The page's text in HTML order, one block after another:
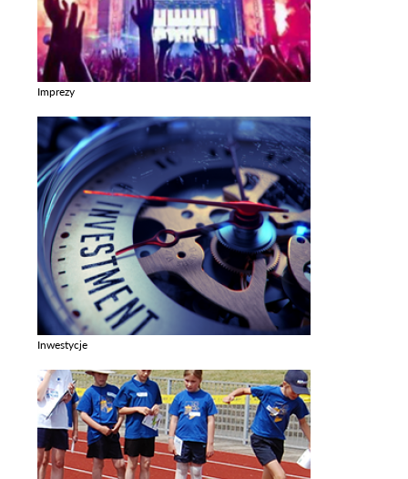
Imprezy
Inwestycje